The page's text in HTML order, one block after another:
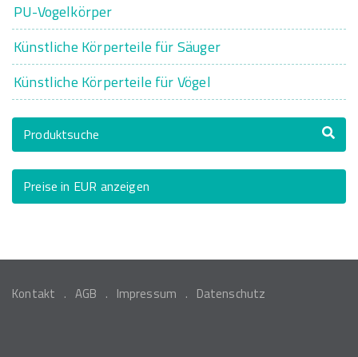
PU-Vogelkörper
Künstliche Körperteile für Säuger
Künstliche Körperteile für Vögel
Produktsuche
Preise in EUR anzeigen
Kontakt AGB Impressum Datenschutz